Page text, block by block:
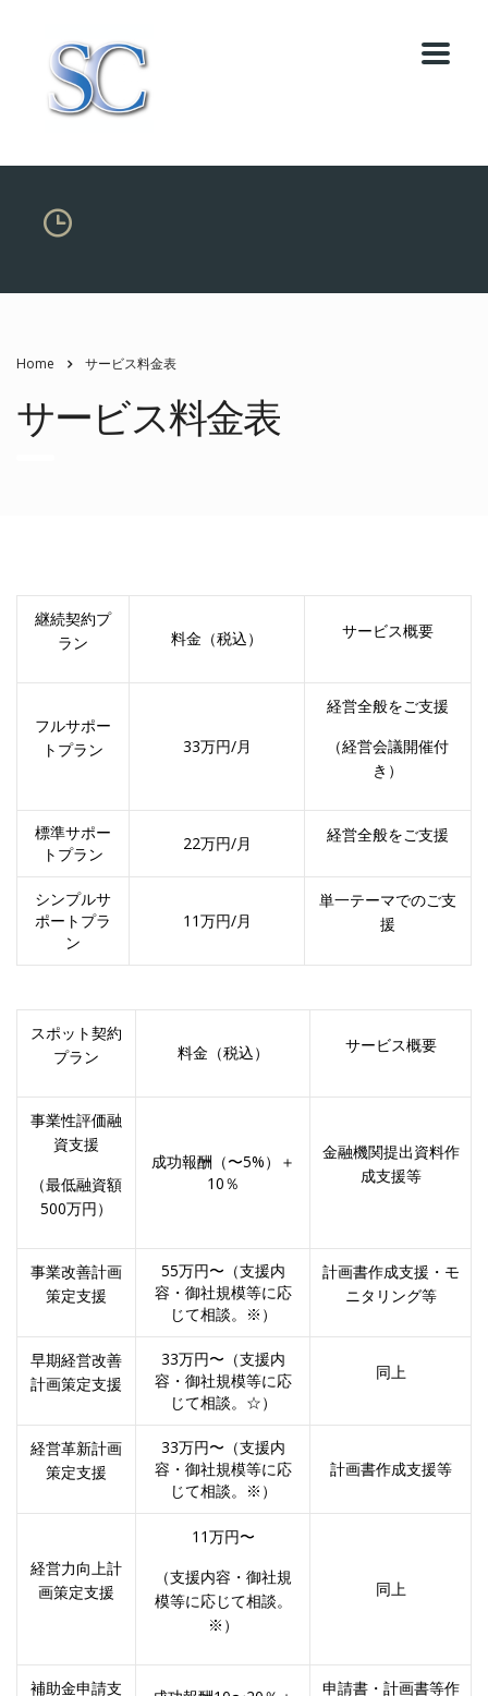
Home サービス料金表
サービス料金表
継続契約プ
ラン
料金（税込） サービス概要
フルサポー
トプラン
33万円/月
経営全般をご支援
（経営会議開催付
き）
標準サポー
トプラン
22万円/月 経営全般をご支援
シンプルサ
ポートプラ
ン
11万円/月
単一テーマでのご支
援
スポット契約
プラン
料金（税込） サービス概要
事業性評価融
資支援
（最低融資額
500万円）
成功報酬（〜5%）＋
10％
金融機関提出資料作
成支援等
事業改善計画
策定支援
55万円〜 （支援内
容・御社規模等に応
じて相談。※）
計画書作成支援・モ
ニタリング等
早期経営改善
計画策定支援
33万円〜 （支援内
容・御社規模等に応
じて相談。☆）
同上
経営革新計画
策定支援
33万円〜 （支援内
容・御社規模等に応
じて相談。※）
計画書作成支援等
経営力向上計
画策定支援
11万円〜
（支援内容・御社規
模等に応じて相談。
※）
同上
補助金申請支
申請書・計画書等作